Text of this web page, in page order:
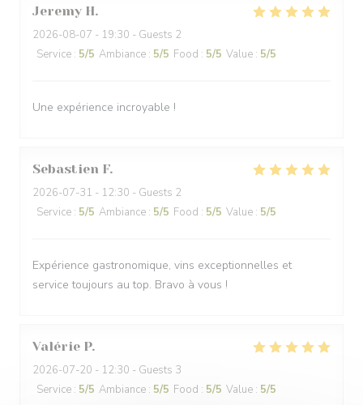
Jeremy H
2026-08-07 - 19:30 - Guests 2
Service : 5/5 Ambiance : 5/5 Food : 5/5 Value : 5/5
Une expérience incroyable !
Sebastien F
2026-07-31 - 12:30 - Guests 2
Service : 5/5 Ambiance : 5/5 Food : 5/5 Value : 5/5
Expérience gastronomique, vins exceptionnelles et
service toujours au top. Bravo à vous !
Valérie P
2026-07-20 - 12:30 - Guests 3
Service : 5/5 Ambiance : 5/5 Food : 5/5 Value : 5/5